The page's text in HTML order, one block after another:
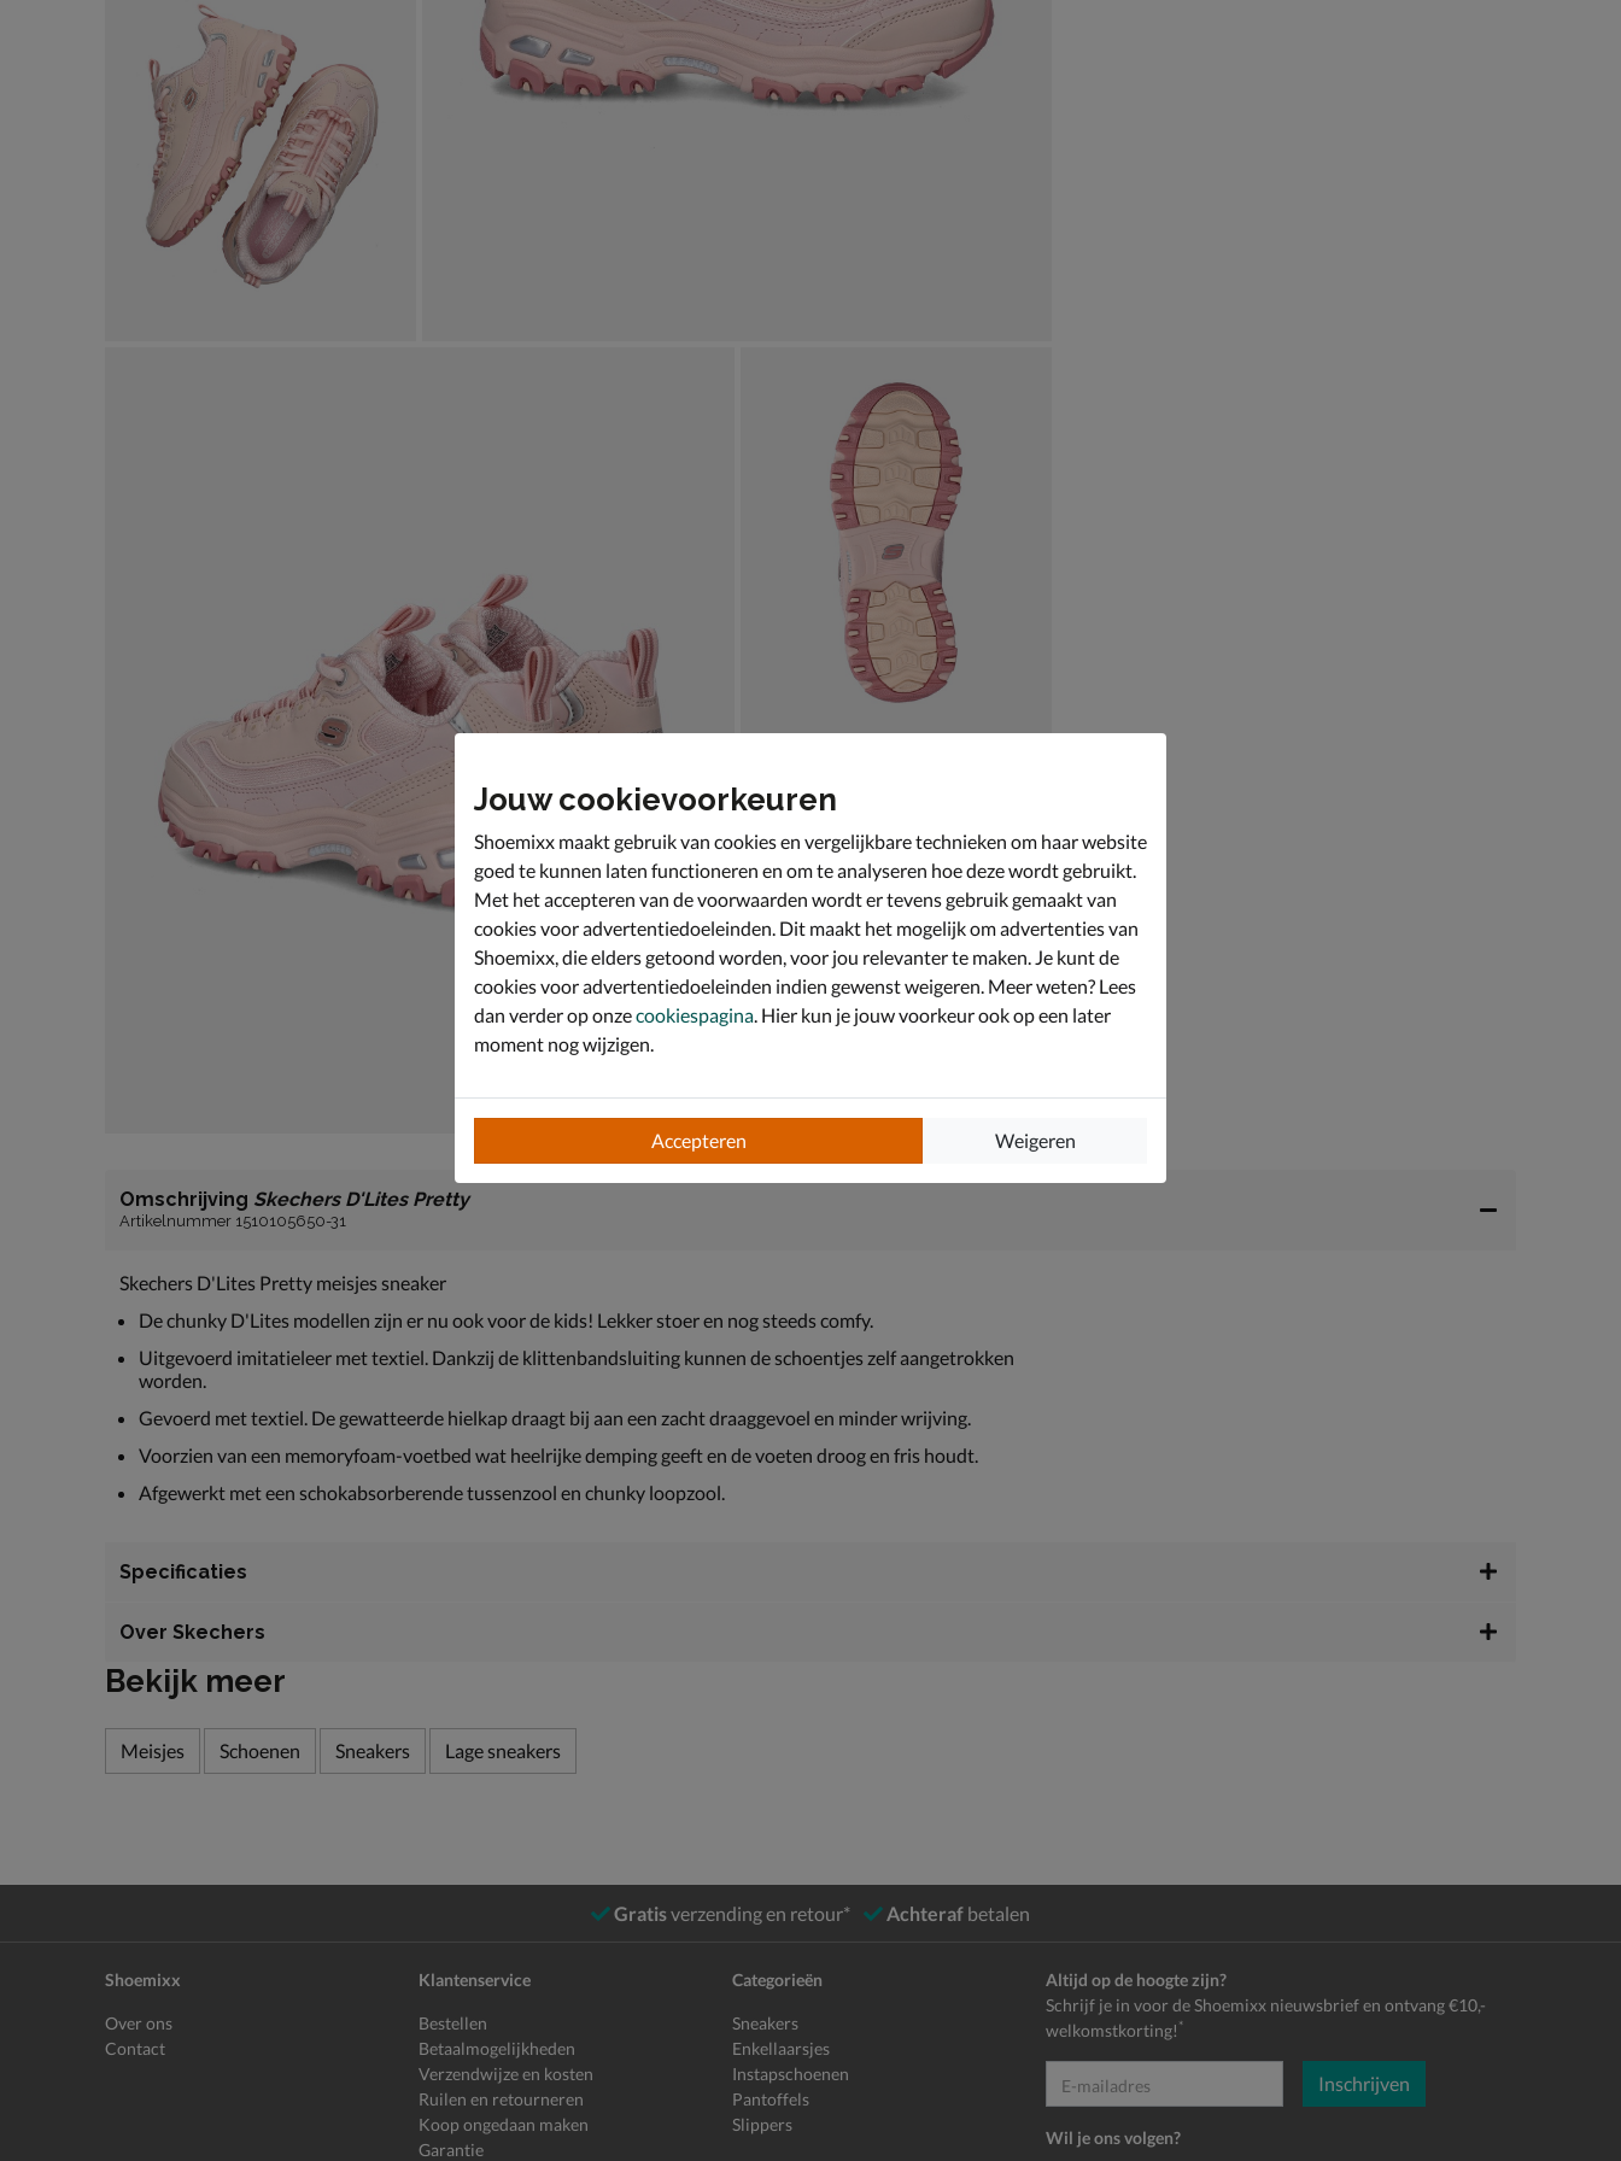
Omschrijving Skechers D'Lites Pretty
Artikelnummer 1510105650-31
Skechers D'Lites Pretty meisjes sneaker
De chunky D'Lites modellen zijn er nu ook voor de kids! Lekker stoer en nog steeds comfy.
Uitgevoerd imitatieleer met textiel. Dankzij de klittenbandsluiting kunnen de schoentjes zelf aangetrokken
worden.
Gevoerd met textiel. De gewatteerde hielkap draagt bij aan een zacht draaggevoel en minder wrijving.
Voorzien van een memoryfoam-voetbed wat heelrijke demping geeft en de voeten droog en fris houdt.
Afgewerkt met een schokabsorberende tussenzool en chunky loopzool.
Specificaties
Over Skechers
Bekijk meer
Meisjes Schoenen Sneakers Lage sneakers
Gratisverzending en retour* Achteraf betalen
Shoemixx
Over ons
Contact
Klantenservice
Bestellen
Betaalmogelijkheden
Verzendwijze en kosten
Ruilen en retourneren
Koop ongedaan maken
Garantie
Categorieën
Sneakers
Enkellaarsjes
Instapschoenen
Pantoffels
Slippers
Altijd op de hoogte zijn?
Schrijf je in voor de Shoemixx nieuwsbrief en ontvang €10,-
welkomstkorting! *
E-mailadres Inschrijven
Wil je ons volgen?
Jouw cookievoorkeuren
Shoemixx maakt gebruik van cookies en vergelijkbare technieken om haar website
goed te kunnen laten functioneren en om te analyseren hoe deze wordt gebruikt.
Met het accepteren van de voorwaarden wordt er tevens gebruik gemaakt van
cookies voor advertentiedoeleinden. Dit maakt het mogelijk om advertenties van
Shoemixx, die elders getoond worden, voor jou relevanter te maken. Je kunt de
cookies voor advertentiedoeleinden indien gewenst weigeren. Meer weten? Lees
dan verder op onzecookiespagina . Hier kun je jouw voorkeur ook op een later
moment nog wijzigen.
Accepteren Weigeren